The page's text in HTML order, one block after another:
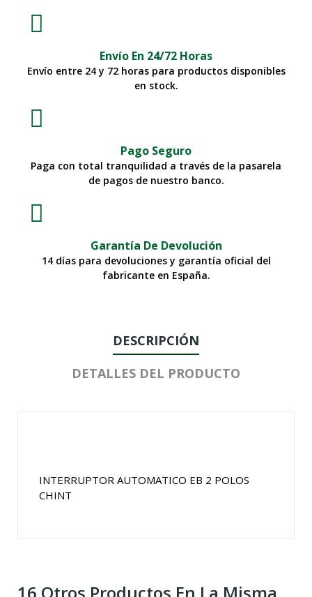
Envío En 24/72 Horas
Envío entre 24 y 72 horas para productos disponibles
en stock.
Pago Seguro
Paga con total tranquilidad a través de la pasarela
de pagos de nuestro banco.
Garantía De Devolución
14 días para devoluciones y garantía oficial del
fabricante en España.
DESCRIPCIÓN
DETALLES DEL PRODUCTO
INTERRUPTOR AUTOMATICO EB 2 POLOS
CHINT